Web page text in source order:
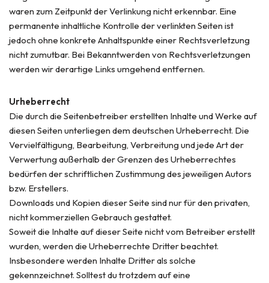
waren zum Zeitpunkt der Verlinkung nicht erkennbar. Eine
permanente inhaltliche Kontrolle der verlinkten Seiten ist
jedoch ohne konkrete Anhaltspunkte einer Rechtsverletzung
nicht zumutbar. Bei Bekanntwerden von Rechtsverletzungen
werden wir derartige Links umgehend entfernen.
Urheberrecht
Die durch die Seitenbetreiber erstellten Inhalte und Werke auf
diesen Seiten unterliegen dem deutschen Urheberrecht. Die
Vervielfältigung, Bearbeitung, Verbreitung und jede Art der
Verwertung außerhalb der Grenzen des Urheberrechtes
bedürfen der schriftlichen Zustimmung des jeweiligen Autors
bzw. Erstellers.
Downloads und Kopien dieser Seite sind nur für den privaten,
nicht kommerziellen Gebrauch gestattet.
Soweit die Inhalte auf dieser Seite nicht vom Betreiber erstellt
wurden, werden die Urheberrechte Dritter beachtet.
Insbesondere werden Inhalte Dritter als solche
gekennzeichnet. Solltest du trotzdem auf eine